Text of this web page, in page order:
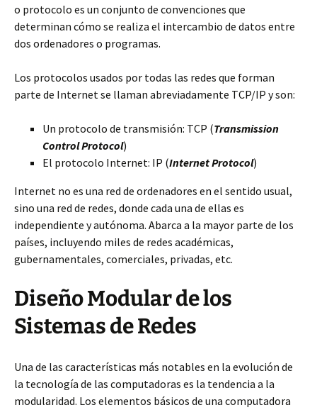
o protocolo es un conjunto de convenciones que
determinan cómo se realiza el intercambio de datos entre
dos ordenadores o programas.
Los protocolos usados por todas las redes que forman
parte de Internet se llaman abreviadamente TCP/IP y son:
Un protocolo de transmisión: TCP (Transmission
Control Protocol)
El protocolo Internet: IP (Internet Protocol)
Internet no es una red de ordenadores en el sentido usual,
sino una red de redes, donde cada una de ellas es
independiente y autónoma. Abarca a la mayor parte de los
países, incluyendo miles de redes académicas,
gubernamentales, comerciales, privadas, etc.
Diseño Modular de los
Sistemas de Redes
Una de las características más notables en la evolución de
la tecnología de las computadoras es la tendencia a la
modularidad. Los elementos básicos de una computadora